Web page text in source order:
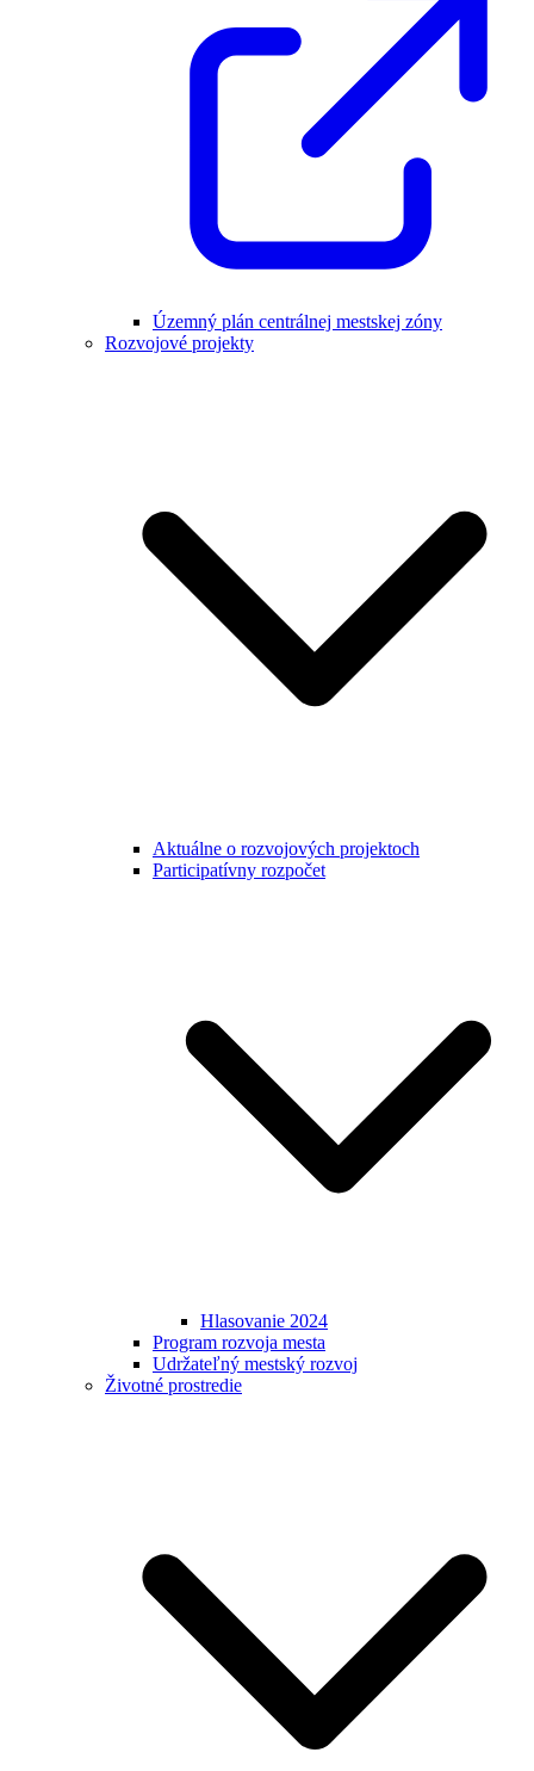
Územný plán centrálnej mestskej zóny
Rozvojové projekty
Aktuálne o rozvojových projektoch
Participatívny rozpočet
Hlasovanie 2024
Program rozvoja mesta
Udržateľný mestský rozvoj
Životné prostredie